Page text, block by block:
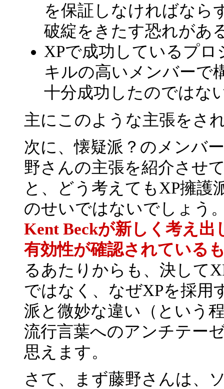
を保証しなければなら
破綻をきたす恐れがあ
XPで成功しているプ
キルの高いメンバーで
十分成功したのではな
主にこのような主張をさ
次に、懐疑派？のメンバ
野さんの主張を紹介させ
と、どう考えてもXP擁護
のせいではないでしょう
Kent Beckが新しく考え
有効性が確認されている
るあたりからも、決して
ではなく、なぜXPを採用
派と微妙な違い（という
流行言葉へのアンチテー
思えます。
さて、まず藤野さんは、